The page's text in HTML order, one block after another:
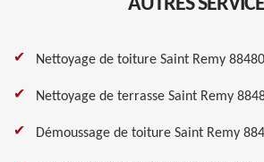
AUTRES
Nettoyage de toiture Saint Remy 88480
Nettoyage de terrasse Saint Remy
Démoussage de toiture Saint Remy